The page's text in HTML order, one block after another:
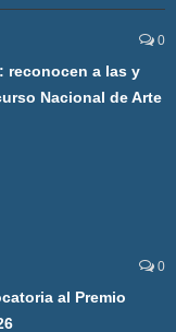
0
reconocen a las y
Nacional de Arte
0
al Premio